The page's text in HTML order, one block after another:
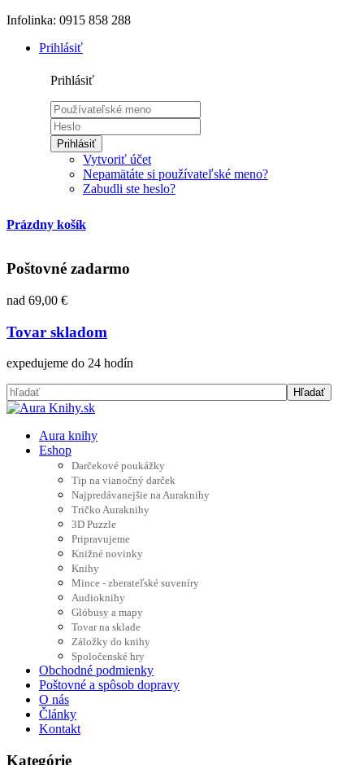
Infolinka: 0915 858 288
Prihlásiť
Prihlásiť
Prihlásiť
Vytvoriť účet
Nepamätáte si používateľské meno?
Zabudli ste heslo?
Prázdny košík
Poštovné zadarmo
nad 69,00 €
Tovar skladom
expedujeme do 24 hodín
Aura knihy
Eshop
Darčekové poukážky
Tip na vianočný darček
Najpredávanejšie na Auraknihy
Tričko Auraknihy
3D Puzzle
Pripravujeme
Knižné novinky
Knihy
Mince - zberateľské suveníry
Audioknihy
Glóbusy a mapy
Tovar na sklade
Záložky do knihy
Spoločenské hry
Obchodné podmienky
Poštovné a spôsob dopravy
O nás
Články
Kontakt
Kategórie